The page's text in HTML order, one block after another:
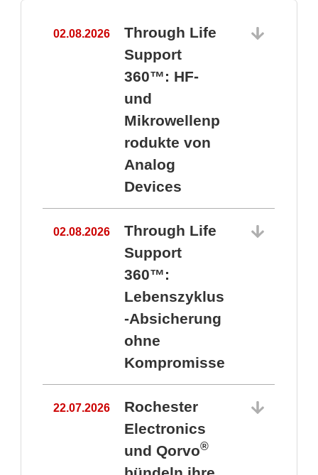
02.08.2026
Through Life
Support
360™: HF-
und
Mikrowellenp
rodukte von
Analog
Devices
02.08.2026
Through Life
Support
360™:
Lebenszyklus
-Absicherung
ohne
Kompromisse
22.07.2026
Rochester
Electronics
und Qorvo®